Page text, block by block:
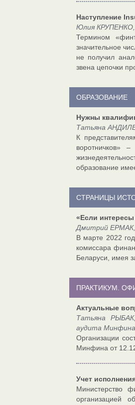
Наступление
Юлия КРУПЕНКО,
Термином
значительное
не получил
звена цепочки
ОБРАЗОВАНИЕ
Нужны
Татьяна
К
воротничков»
образование
СТРАНИЦЫ
«Если
Дмитрий
В марте 2022
комиссара
Беларуси, имея
ПРАКТИКУМ.
Актуальные
Татьяна
аудита
Организации
Минфина от
Учет
Министерство
организацией